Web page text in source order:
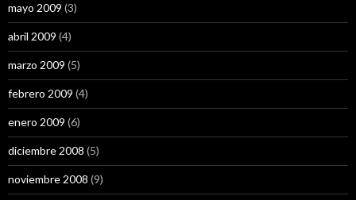
mayo 2009 (3)
abril 2009 (4)
marzo 2009 (5)
febrero 2009 (4)
enero 2009 (6)
diciembre 2008 (5)
noviembre 2008 (9)